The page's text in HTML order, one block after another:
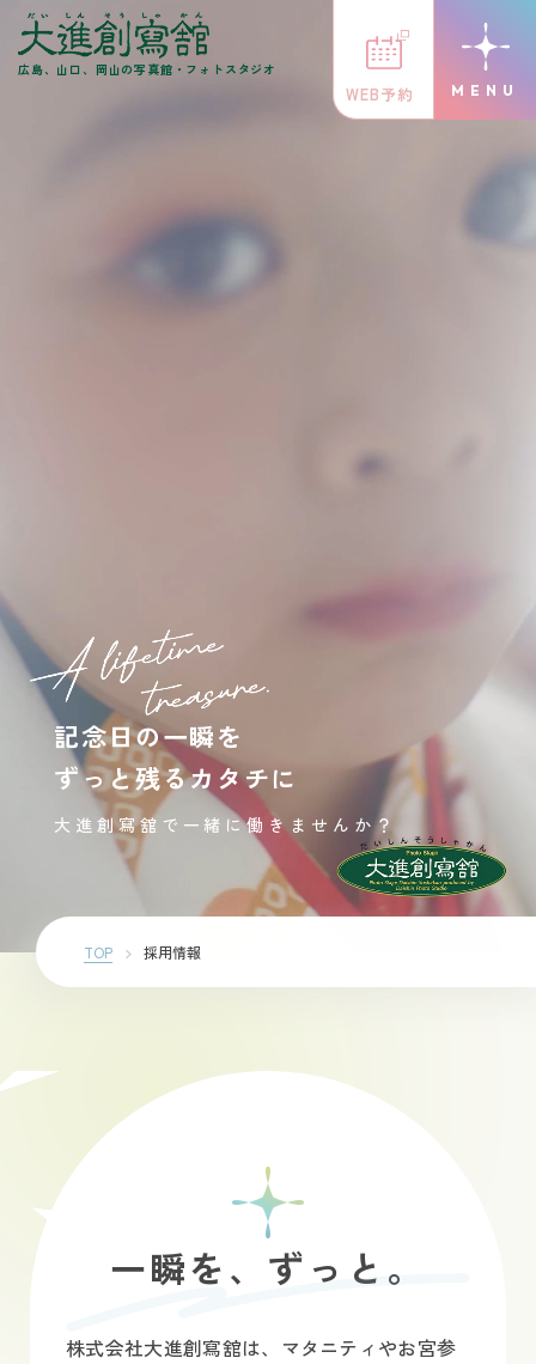
広島、山口、岡山の写真館・フォトスタジオ
WEB予約
記念日の一瞬を
ずっと残るカタチに
大進創寫舘で一緒に働きませんか？
TOP 採用情報
一瞬を、ずっと。
株式会社大進創寫舘は、マタニティやお宮参